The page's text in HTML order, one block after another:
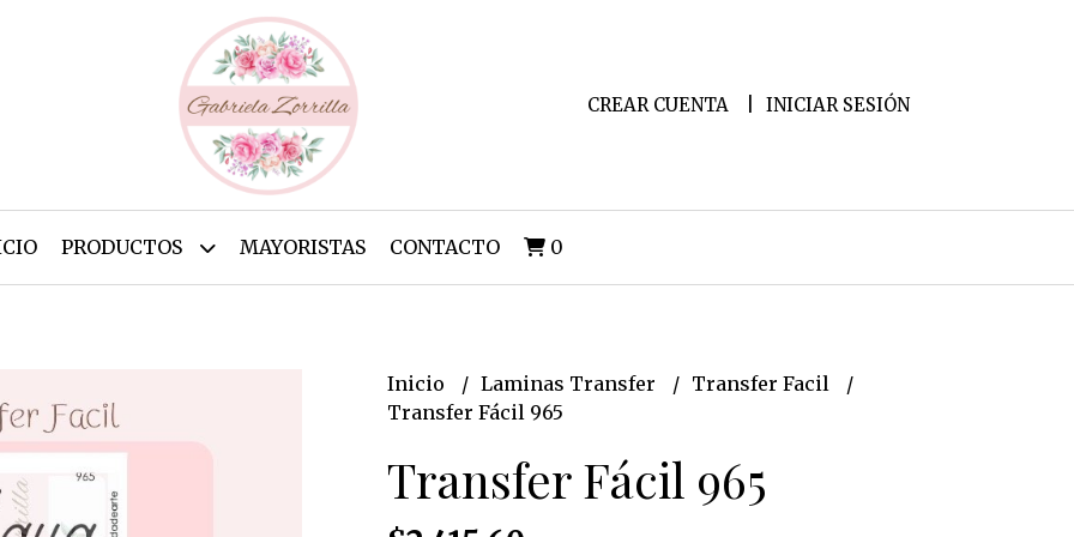
CREAR CUENTA INICIAR SESIÓN
PRODUCTOS MAYORISTAS CONTACTO 0
Inicio Laminas Transfer
Transfer Facil
Transfer Fácil 965
Transfer Fácil 965